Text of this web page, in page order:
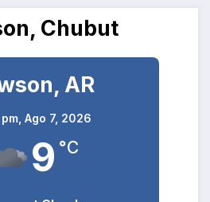
Chubut
AR
Ago 7, 2026
9 °C